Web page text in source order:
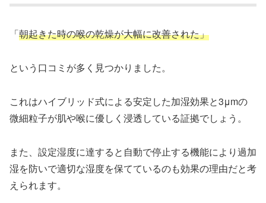
「朝起きた時の喉の乾燥が大幅に改善された」
という口コミが多く見つかりました。
これはハイブリッド式による安定した加湿効果と3μmの
微細粒子が肌や喉に優しく浸透している証拠でしょう。
また、設定湿度に達すると自動で停止する機能により過加
湿を防いで適切な湿度を保てているのも効果の理由だと考
えられます。